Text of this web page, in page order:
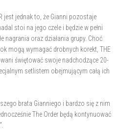
jest jednak to, że Gianni pozostaje
stoi na jego czele i będzie w pełni
nagrania oraz działania grupy. Choć
mogą wymagać drobnych korekt, THE
świętować swoje nadchodzące 20-
setlistem obejmującym całą ich
brata Gianniego i bardzo się z nim
The Order będą kontynuować